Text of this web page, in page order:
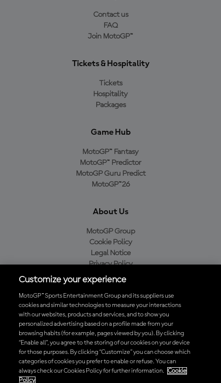
Contact us
FAQ
Join MotoGP™
Tickets & Hospitality
Tickets
Hospitality
Packages
Game Hub
MotoGP™ Fantasy
MotoGP™ Predictor
MotoGP Guru Predict
MotoGP™26
About Us
MotoGP Group
Cookie Policy
Legal Notice
Privacy Policy
Purchase Policy
Baixe o aplicativo oficial da MotoGP™
© 2026 MotoGP Sports Entertainment Group. Todos os direitos
reservados. Todas as marcas registradas pertencem aos seus
Customize your experience
MotoGP™ Sports Entertainment Group and its suppliers use
cookies and similar technologies to measure your interactions
with our websites, products and services, and to show you
personalized advertising based on a profile made from your
browsing habits (for example, pages viewed by you). By clicking
“Enable all”, you agree to the storing of our cookies on your device
for those purposes. By clicking “Customize” you can choose which
categories of cookies you prefer to enable or refuse. You can
always check our Cookies Policy for further information.
Cookie
Policy